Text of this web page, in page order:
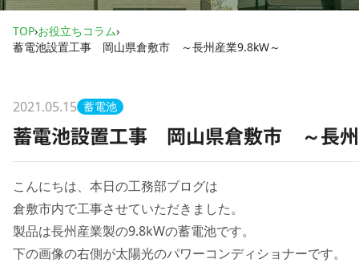
TOP›お役立ちコラム›
蓄電池設置工事 岡山県倉敷市 ～長州産業9.8kW～
2021.05.15 蓄電池
蓄電池設置工事 岡山県倉敷市 ～長
こんにちは、本日の工務部ブログは
倉敷市内で工事させていただきました。
製品は長州産業製の9.8kWの蓄電池です。
下の画像の右側が太陽光のパワーコンディショナーです。